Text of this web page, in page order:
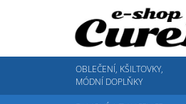
OBLEČENÍ, KŠILTOVKY,
MÓDNÍ DOPLŇKY